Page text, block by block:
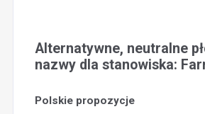
Alternatywne, neutralne
nazwy dla stanowiska:
Polskie propozycje